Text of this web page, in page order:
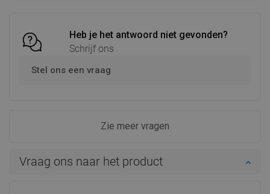
Heb je het antwoord niet gevonden?
Schrijf ons
Stel ons een vraag
Zie meer vragen
Vraag ons naar het product